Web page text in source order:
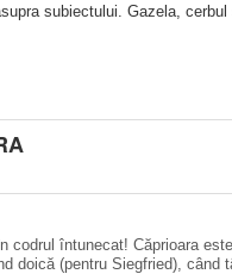
subiectului. Gazela,
codrul întunecat! Căprioara
doică (pentru Siegfried), când